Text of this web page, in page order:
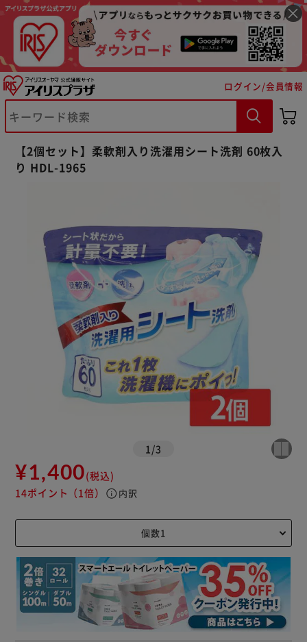
ログイン/会員情報
【2個セット】柔軟剤入り洗濯用シート洗剤 60枚入
り HDL-1965
1 /3
¥1,400(税込)
14ポイント （1倍） info 内訳
※ご確認ください